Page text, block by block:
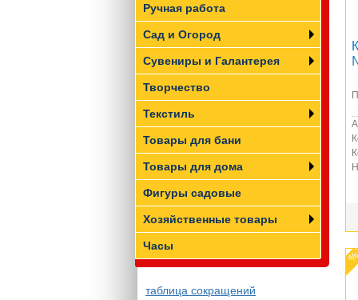
Ручная работа
Сад и Огород
Сувениры и Галантерея
Творчество
Текстиль
Товары для бани
Товары для дома
Фигуры садовые
Хозяйственные товары
Часы
таблица сокращений
%